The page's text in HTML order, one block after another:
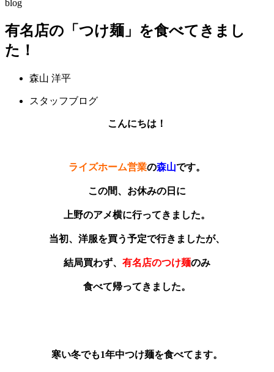
blog
有名店の「つけ麺」を食べてきまし
た！
森山 洋平
スタッフブログ
こんにちは！
ライズホーム営業の森山です。
この間、お休みの日に
上野のアメ横に行ってきました。
当初、洋服を買う予定で行きましたが、
結局買わず、 有名店のつけ麺のみ
食べて帰ってきました。
寒い冬でも1年中つけ麺を食べてます。